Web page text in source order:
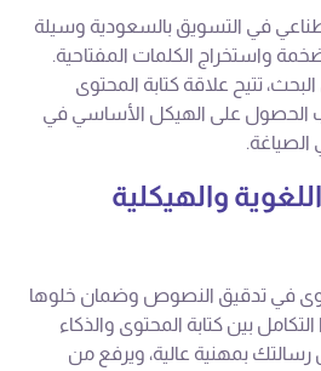
في التسويق بالسعودية وسيلة
واستخراج الكلمات المفتاحية.
تتيح علاقة كتابة المحتوى
الحصول على الهيكل الأساسي في
الصياغة.
والهيكلية
في تدقيق النصوص وضمان خلوها
بين كتابة المحتوى والذكاء
بمهنية عالية، ويرفع من